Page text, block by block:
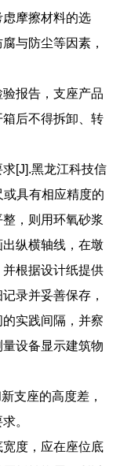
摩擦材料的选
与防尘等因素，
报告，支座产品
后不得拆卸、转
[J].黑龙江科技信
具有相应精度的
，则用环氧砂浆
纵横轴线，在墩
根据设计纸提供
录并妥善保存，
实践间隔，并察
设备显示建筑物
支座的高度差，
。
度，应在座位底